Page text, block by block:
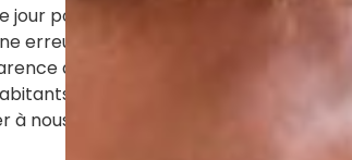
jour pour créer des moments
erreur ou un oubli ne sont pas
afin de nous améliorer. A ce titre,
sur notre site internet, via un
à nous améliorer en continu, merci